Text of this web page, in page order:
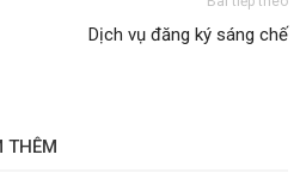
Dịch vụ đăng ký sáng chế
THÊM